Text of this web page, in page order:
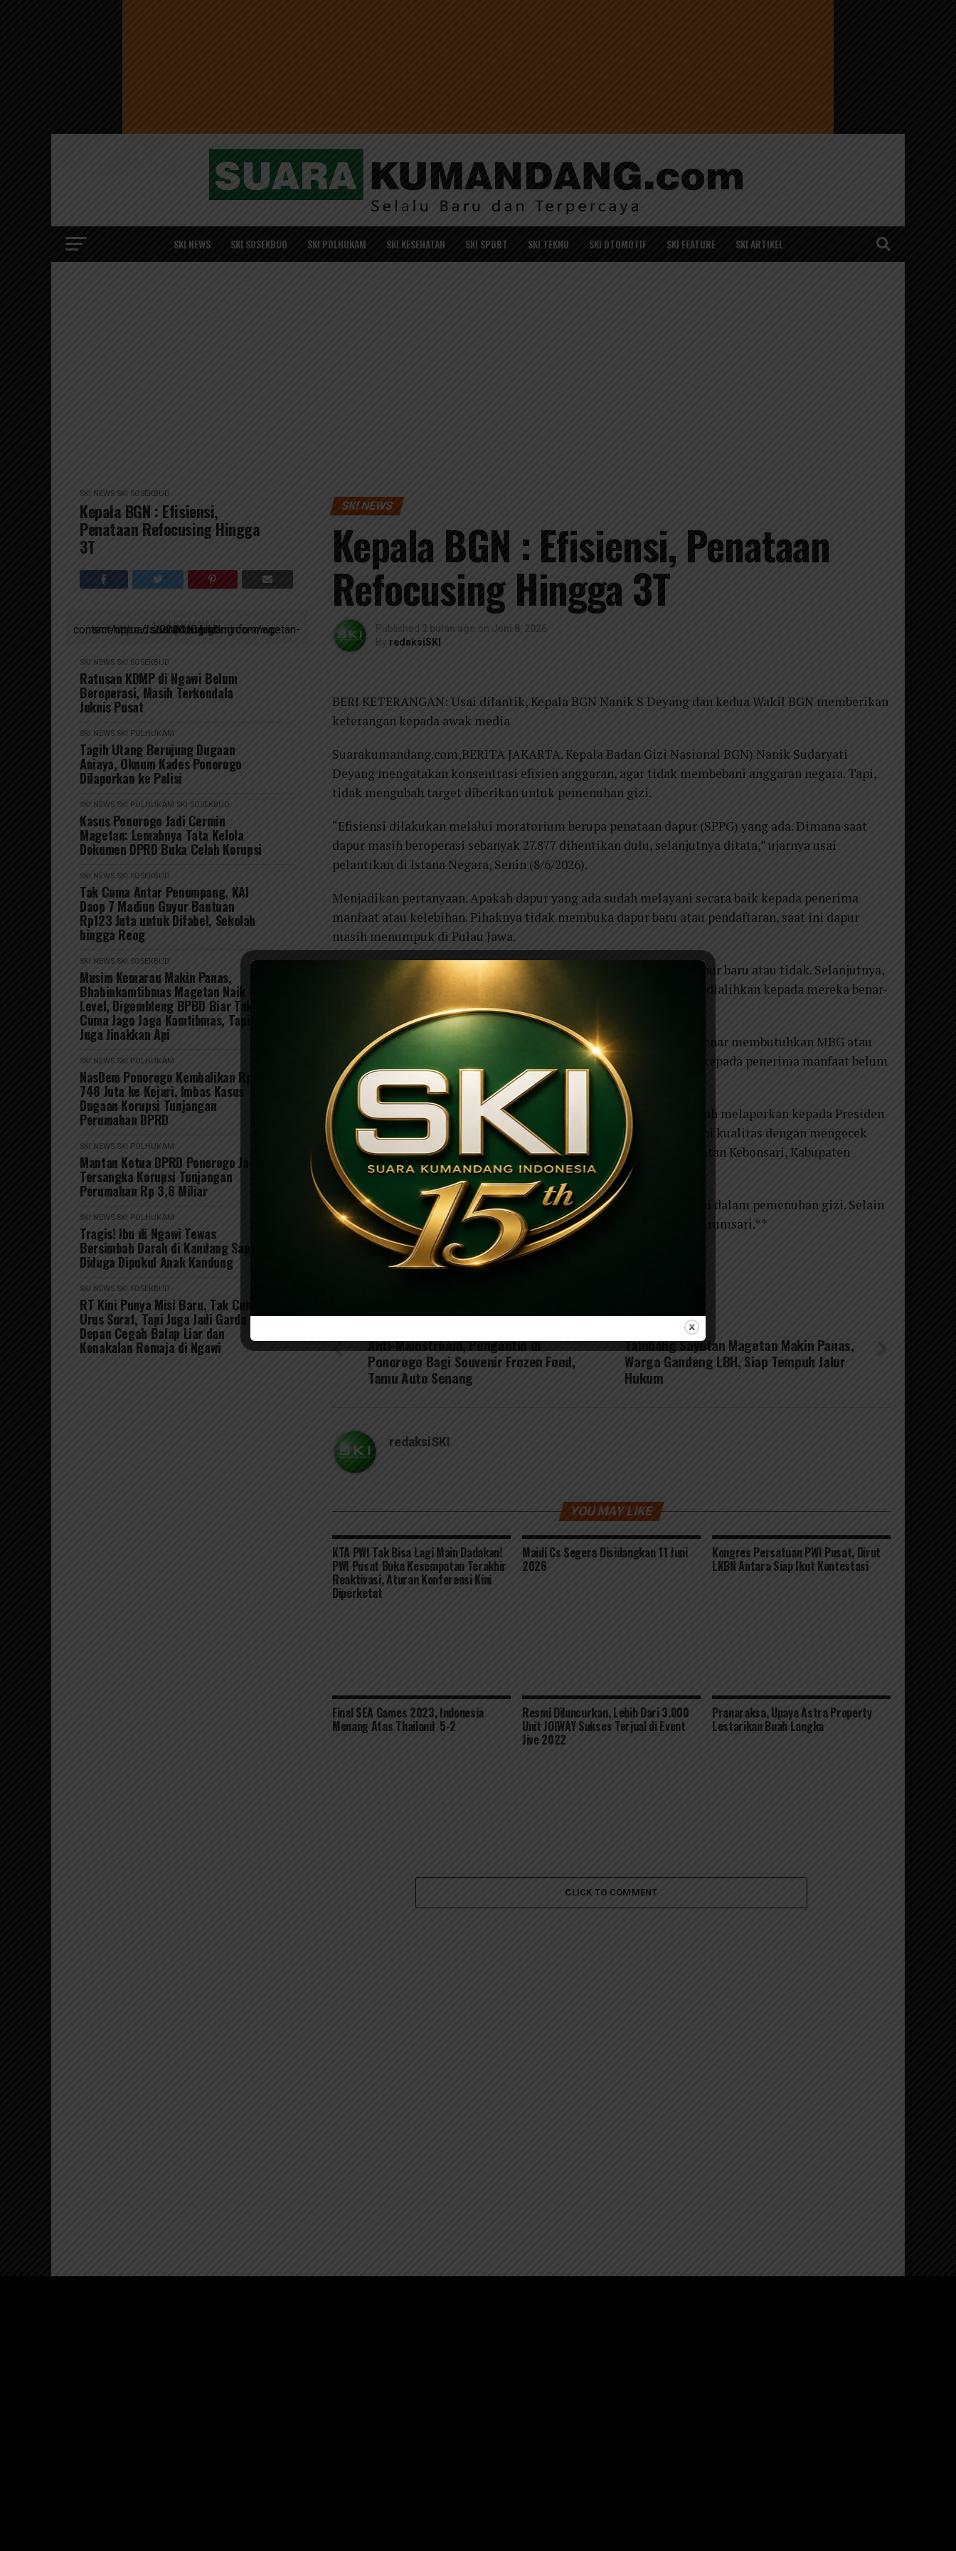
SKI NEWS SKI SOSEKBUD SKI POLHUKAM SKI KESEHATAN SKI SPORT SKI TEKNO SKI OTOMOTIF SKI FEATURE SKI ARTIKEL
SKI NEWS SKI SOSEKBUD
Kepala BGN : Efisiensi,
Penataan Refocusing Hingga
3T
ADVERTISEMENT
script async src=https://suarakumandang.com/wp-content/uploads/2024/04/kominfo-magetan-2024OIO.jpg""
SKI NEWS SKI SOSEKBUD
Ratusan KDMP di Ngawi Belum
Beroperasi, Masih Terkendala
Juknis Pusat
SKI NEWS SKI POLHUKAM
Tagih Utang Berujung Dugaan
Aniaya, Oknum Kades Ponorogo
Dilaporkan ke Polisi
SKI NEWS SKI POLHUKAM SKI SOSEKBUD
Kasus Ponorogo Jadi Cermin
Magetan: Lemahnya Tata Kelola
Dokumen DPRD Buka Celah Korupsi
SKI NEWS SKI SOSEKBUD
Tak Cuma Antar Penumpang, KAI
Daop 7 Madiun Guyur Bantuan
Rp123 Juta untuk Difabel, Sekolah
hingga Reog
SKI NEWS SKI SOSEKBUD
Musim Kemarau Makin Panas,
Bhabinkamtibmas Magetan Naik
Level, Digembleng BPBD Biar Tak
Cuma Jago Jaga Kamtibmas, Tapi
Juga Jinakkan Api
SKI NEWS SKI POLHUKAM
NasDem Ponorogo Kembalikan Rp
748 Juta ke Kejari, Imbas Kasus
Dugaan Korupsi Tunjangan
Perumahan DPRD
SKI NEWS SKI POLHUKAM
Mantan Ketua DPRD Ponorogo Jadi
Tersangka Korupsi Tunjangan
Perumahan Rp 3,6 Miliar
SKI NEWS SKI POLHUKAM
Tragis! Ibu di Ngawi Tewas
Bersimbah Darah di Kandang Sapi,
Diduga Dipukul Anak Kandung
SKI NEWS SKI SOSEKBUD
RT Kini Punya Misi Baru, Tak Cuma
Urus Surat, Tapi Juga Jadi Garda
Depan Cegah Balap Liar dan
Kenakalan Remaja di Ngawi
SKI NEWS
Kepala BGN : Efisiensi, Penataan
Refocusing Hingga 3T
Published 2 bulan ago on Juni 8, 2026
By redaksiSKI
BERI KETERANGAN: Usai dilantik, Kepala BGN Nanik S Deyang dan kedua Wakil BGN memberikan
keterangan kepada awak media
Suarakumandang.com,BERITA JAKARTA. Kepala Badan Gizi Nasional BGN) Nanik Sudaryati
Deyang mengatakan konsentrasi efisien anggaran, agar tidak membebani anggaran negara. Tapi,
tidak mengubah target diberikan untuk pemenuhan gizi.
“Efisiensi dilakukan melalui moratorium berupa penataan dapur (SPPG) yang ada. Dimana saat
dapur masih beroperasi sebanyak 27.877 dihentikan dulu, selanjutnya ditata,” ujarnya usai
pelantikan di Istana Negara, Senin (8/6/2026).
Menjadikan pertanyaan. Apakah dapur yang ada sudah melayani secara baik kepada penerima
manfaat atau kelebihan. Pihaknya tidak membuka dapur baru atau pendaftaran, saat ini dapur
masih menumpuk di Pulau Jawa.
Setelah dihitung, tambahnya, akan dihitung perlu membangun dapur baru atau tidak. Selanjutnya,
refocusing bagi penerima manfaat, khususnya sekolah kaya untuk dialihkan kepada mereka benar-
benar penerima manfaat benar membutuhkan.
Ia mengatakan saat ini penerima manfaat sebanyak 63 juta lebih benar membutuhkan MBG atau
tidak, dari sebanyak itu tidak tertutup dikurangi untuk diberikan kepada penerima manfaat belum
tersentuh.
“Selanjutnya, kontrol soal kualitas pelayanan dapur, pihaknya sudah melaporkan kepada Presiden
Prabowo. Kami dalam tahun 2026 ini, tidak mengejar kuantitas, tapi kualitas dengan mengecek
pelayanan diberikan,” ujar wanita kelahiran Desa Sidorejo, Kecamatan Kebonsari, Kabupaten
Madiun ini.
Setelah itu, konsentrasi untuk Daerah 3 T, agar secepatnya dilayani dalam pemenuhan gizi. Selain
Nanik, turut dilantik 2 Wakil BGN yaitu Trenggono dan Agustina Arumsari.**
Jurnalis: Agus Basuki.
Tambang Sayutan Magetan Makin Panas,
Warga Gandeng LBH, Siap Tempuh Jalur
Hukum
Anti-Mainstream, Pengantin di
Ponorogo Bagi Souvenir Frozen Food,
Tamu Auto Senang
redaksiSKI
YOU MAY LIKE
KTA PWI Tak Bisa Lagi Main Dadakan!
PWI Pusat Buka Kesempatan Terakhir
Reaktivasi, Aturan Konferensi Kini
Diperketat
Maidi Cs Segera Disidangkan 11 Juni
2026
Kongres Persatuan PWI Pusat, Dirut
LKBN Antara Siap Ikut Kontestasi
Final SEA Games 2023, Indonesia
Menang Atas Thailand 5-2
Resmi Diluncurkan, Lebih Dari 3.000
Unit JOIWAY Sukses Terjual di Event
Jive 2022
Pranaraksa, Upaya Astra Property
Lestarikan Buah Langka
CLICK TO COMMENT